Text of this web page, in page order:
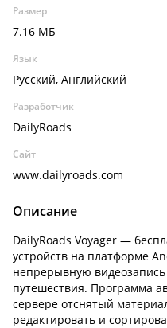
Размер
7.16 МБ
Язык
Русский, Английский
Разработчик
DailyRoads
Сайт
www.dailyroads.com
Описание
DailyRoads Voyager —
устройств на платформе
непрерывную
путешествия. Программа
сервере отснятый
редактировать и